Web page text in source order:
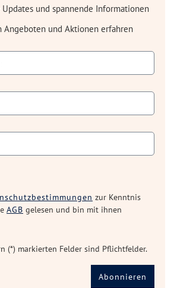
und spannende Informationen
Angeboten und Aktionen erfahren
zur Kenntnis
AGB gelesen und bin mit ihnen
(*) markierten Felder sind Pflichtfelder.
Abonnieren